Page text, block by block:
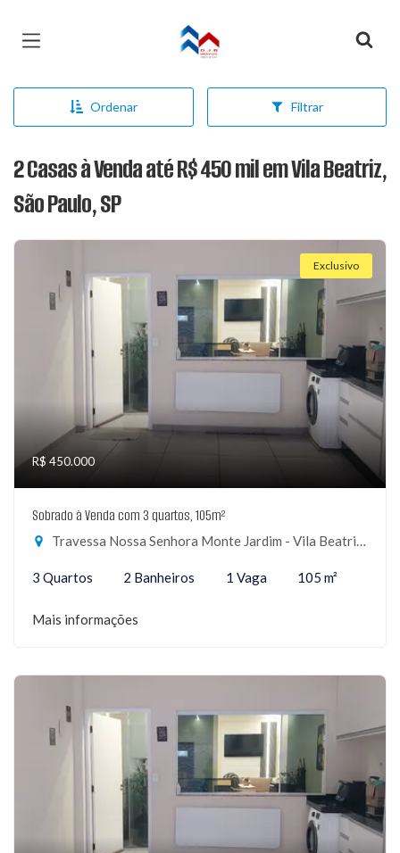
Página inicial
Ordenar Filtrar
2 Casas à Venda até R$ 450 mil em Vila Beatriz,
São Paulo, SP
Exclusivo
R$ 450.000
Sobrado à Venda com 3 quartos, 105m²
Travessa Nossa Senhora Monte Jardim - Vila Beatriz, São Paulo-SP
3 Quartos 2 Banheiros 1 Vaga 105 m²
Mais informações